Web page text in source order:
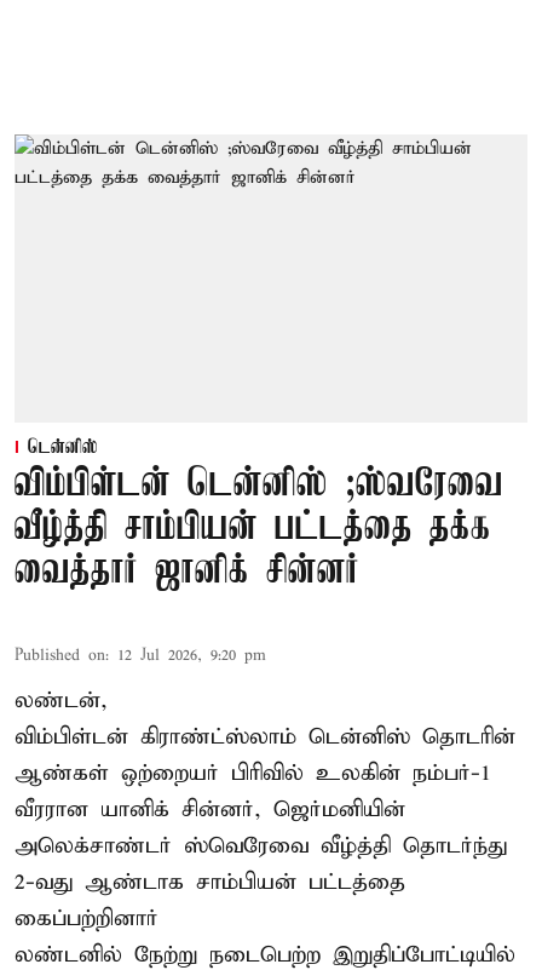
டென்னிஸ்
விம்பிள்டன் டென்னிஸ் ;ஸ்வரேவை
வீழ்த்தி சாம்பியன் பட்டத்தை தக்க
வைத்தார் ஜானிக் சின்னர்
Published on: 12 Jul 2026, 9:20 pm
லண்டன்,
விம்பிள்டன் கிராண்ட்ஸ்லாம் டென்னிஸ் தொடரின்
ஆண்கள் ஒற்றையர் பிரிவில் உலகின் நம்பர்-1
வீரரான யானிக் சின்னர், ஜெர்மனியின்
அலெக்சாண்டர் ஸ்வெரேவை வீழ்த்தி தொடர்ந்து
2-வது ஆண்டாக சாம்பியன் பட்டத்தை
கைப்பற்றினார்
லண்டனில் நேற்று நடைபெற்ற இறுதிப்போட்டியில்